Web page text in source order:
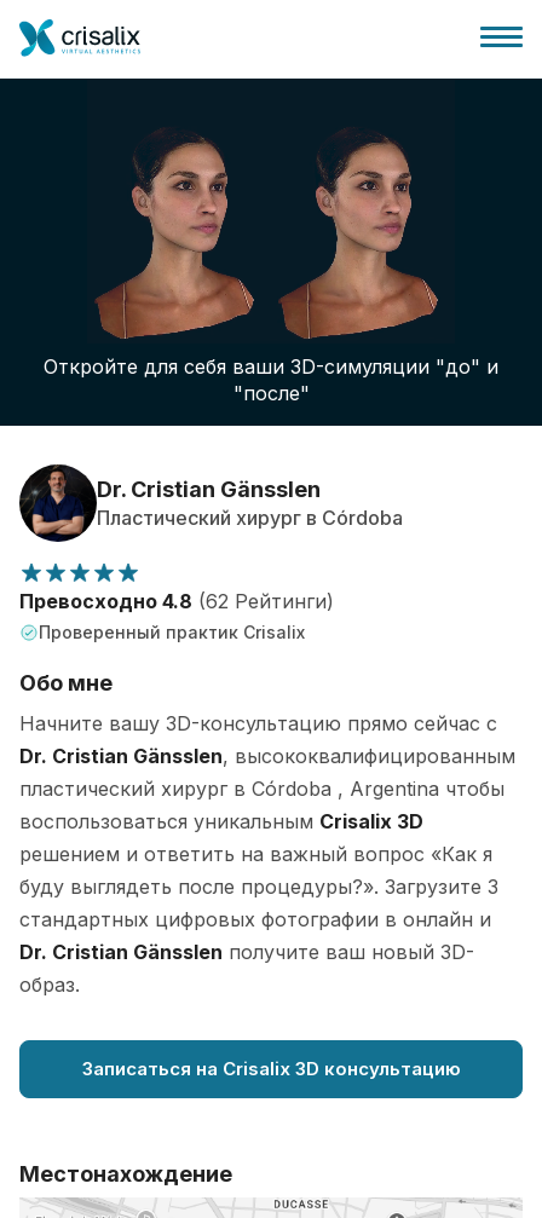
Главная хирурга
Бизнес Платформа
Планы
Откройте для себя ваши 3D-симуляции "до" и
"после"
Dr. Cristian Gänsslen
Пластический хирург в Córdoba
Превосходно 4.8 (62 Рейтинги)
Проверенный практик Crisalix
Обо мне
Начните вашу 3D-консультацию прямо сейчас с
Dr. Cristian Gänsslen, высококвалифицированным
пластический хирург в Córdoba , Argentina чтобы
воспользоваться уникальным Crisalix 3D
решением и ответить на важный вопрос «Как я
буду выглядеть после процедуры?». Загрузите 3
стандартных цифровых фотографии в онлайн и
Dr. Cristian Gänsslen получите ваш новый 3D-
образ.
Записаться на Crisalix 3D консультацию
Местонахождение